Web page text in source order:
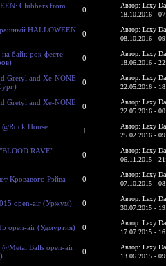
Clubbers from
0
Автор: Lexy
18.10.2016 -
HALLOWEEN
0
Автор: Lexy
08.10.2016 -
байк-рок-фесте
0
Автор: Lexy
18.06.2016 -
Gretyl and Xe-NONE
0
Автор: Lexy
22.05.2016 -
Gretyl and Xe-NONE
0
Автор: Lexy
22.05.2016 -
House
1
Автор: Lexy
25.02.2016 -
RAVE"
0
Автор: Lexy
06.11.2015 -
Кровавого Рэйва 0
Автор: Lexy
07.10.2015 -
open-air (Уржум) 0
Автор: Lexy
30.07.2015 -
open-air (Удмуртия) 0
Автор: Lexy
17.07.2015 -
Balls open-air
0
Автор: Lexy
13.06.2015 -